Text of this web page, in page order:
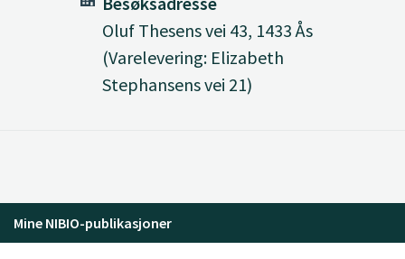
Oluf Thesens vei 43, 1433 Ås
(Varelevering: Elizabeth
Stephansens vei 21)
Mine NIBIO-publikasjoner